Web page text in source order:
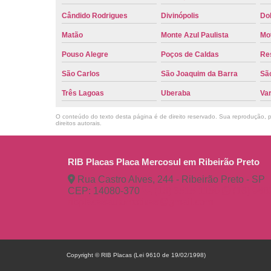
Cândido Rodrigues Divinópolis
Matão Monte Azul Paulista
Pouso Alegre Poços de Caldas
São Carlos São Joaquim da Barra
Três Lagoas Uberaba
O conteúdo do texto desta página é de direito reservado. Sua reprodução,
direitos autorais
RIB Placas Placa Mercosul em Ribeirão Preto
Rua Castro Alves, 244 - Ribeirão Preto - SP
CEP: 14080-370
Copyright © RIB Placas (Lei 9610 de 19/02/1998)